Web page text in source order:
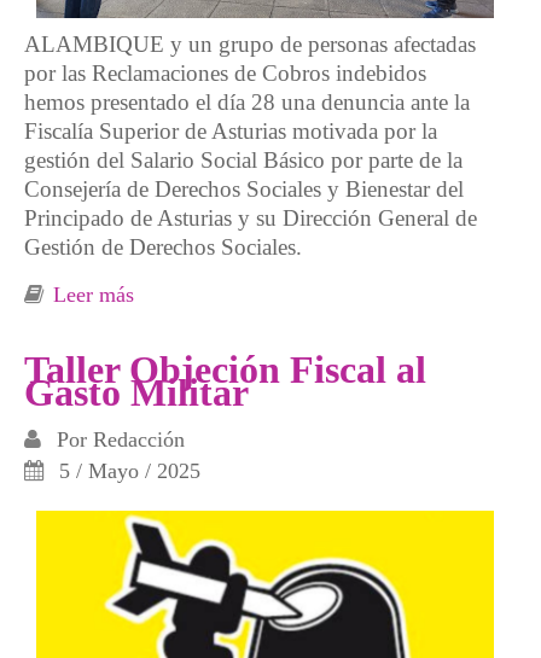
ALAMBIQUE y un grupo de personas afectadas
por las Reclamaciones de Cobros indebidos
hemos presentado el día 28 una denuncia ante la
Fiscalía Superior de Asturias motivada por la
gestión del Salario Social Básico por parte de la
Consejería de Derechos Sociales y Bienestar del
Principado de Asturias y su Dirección General de
Gestión de Derechos Sociales.
Leer más
Taller Objeción Fiscal al
Gasto Militar
Por Redacción
5 / Mayo / 2025